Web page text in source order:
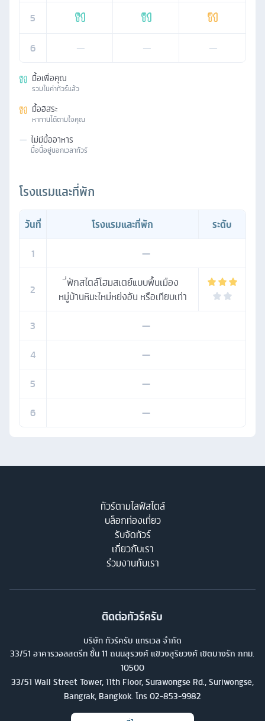
5
6
— — —
มื้อเพื่อคุณ
รวมในค่าทัวร์แล้ว
มื้ออิสระ
หาทานได้ตามใจคุณ
— ไม่มีมื้ออาหาร
มื้อนี้อยู่นอกเวลาทัวร์
โรงแรมและที่พัก
วันที่ โรงแรมและที่พัก
ระดับ
1
—
2
ี่พักสไตล์โฮมสเตย์แบบพื้นเมือง
หมู่บ้านหิมะใหม่หย่งอัน หรือเทียบเท่า
3
—
4
—
5
—
6
—
ทัวร์ตามไลฟ์สไตล์
บล็อกท่องเที่ยว
รับจัดทัวร์
เกี่ยวกับเรา
ร่วมงานกับเรา
ติดต่อทัวร์ครับ
บริษัท ทัวร์ครับ แทรเวล จำกัด
33/51 อาคารวอลสตรีท ชั้น 11 ถนนสุรวงศ์ แขวงสุริยวงศ์ เขตบางรัก กทม.
10500
33/51 Wall Street Tower, 11th Floor, Surawongse Rd., Suriwongse,
Bangrak, Bangkok. โทร 02-853-9982